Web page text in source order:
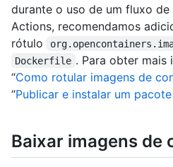
durante o uso de um fluxo
Actions, recomendamos
rótulo
Dockerfile . Para obter mais
“Como rotular imagens de
“Publicar e instalar um
Baixar imagens de